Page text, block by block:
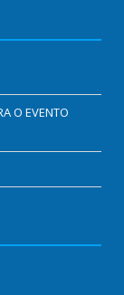
O EVENTO